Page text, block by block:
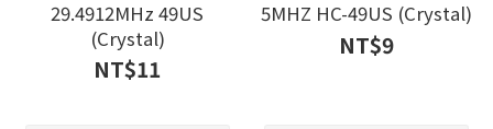
29.4912MHz 49US
(Crystal)
NT$11
5MHZ HC-49US (Crystal)
NT$9